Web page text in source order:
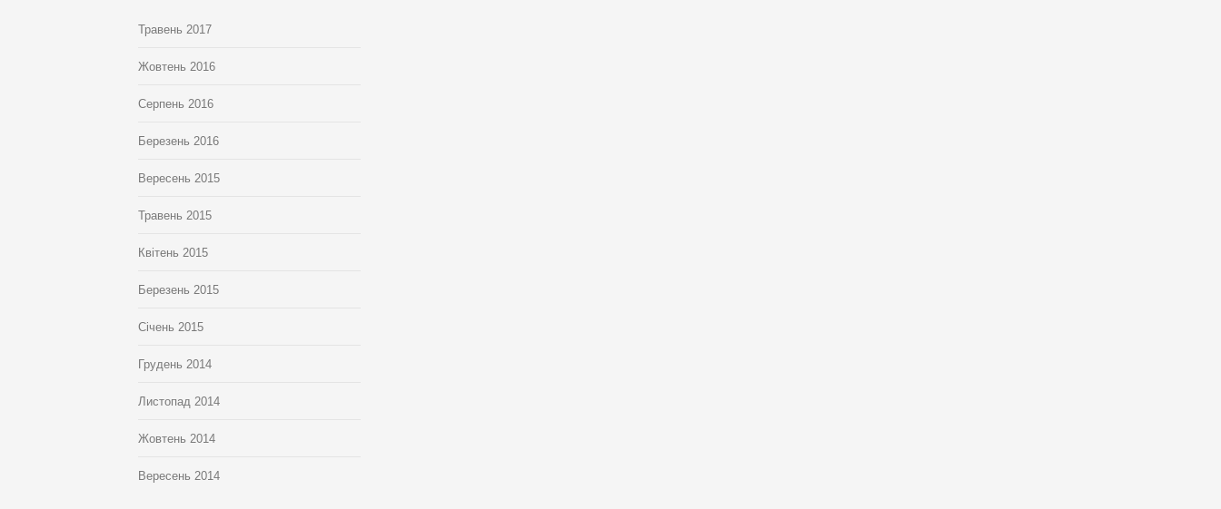
Травень 2017
Жовтень 2016
Серпень 2016
Березень 2016
Вересень 2015
Травень 2015
Квітень 2015
Березень 2015
Січень 2015
Грудень 2014
Листопад 2014
Жовтень 2014
Вересень 2014